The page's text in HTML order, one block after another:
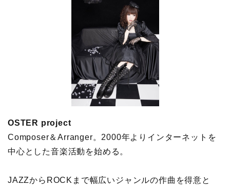
OSTER project
Composer＆Arranger。2000年よりインターネットを
中心とした音楽活動を始める。
JAZZからROCKまで幅広いジャンルの作曲を得意と